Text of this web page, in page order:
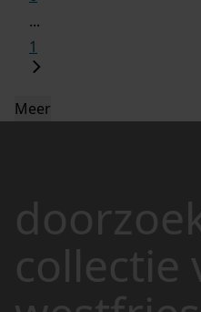
...
1
Meer
collectie